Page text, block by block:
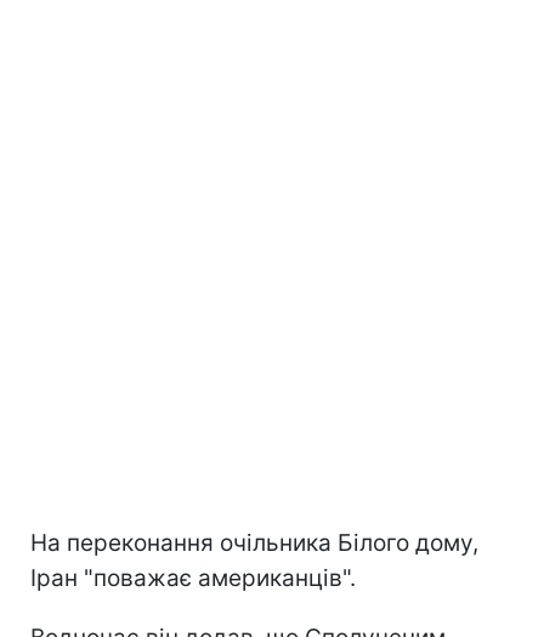
На переконання очільника Білого дому,
Іран "поважає американців".